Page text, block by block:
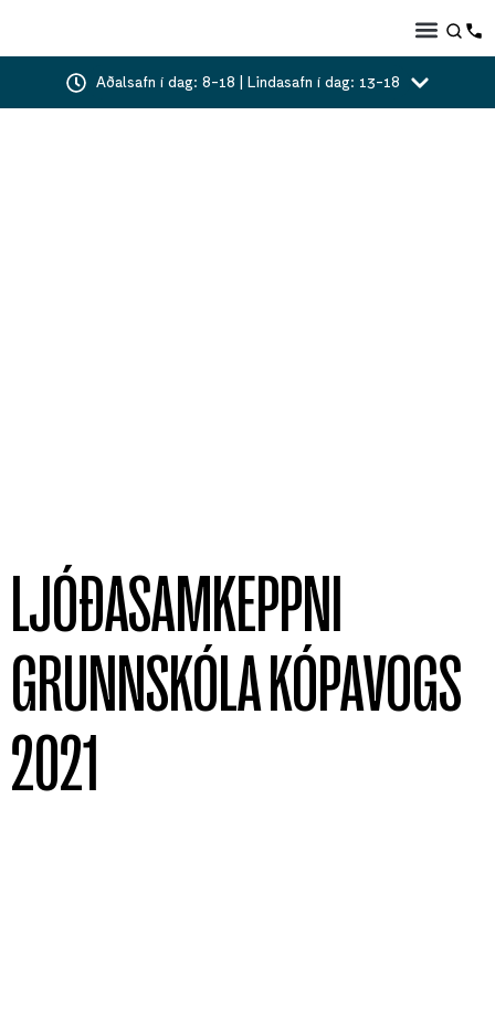
Aðalsafn í dag: 8-18 | Lindasafn í dag: 13-18
LJÓÐASAMKEPPNI
GRUNNSKÓLA KÓPAVOGS
2021